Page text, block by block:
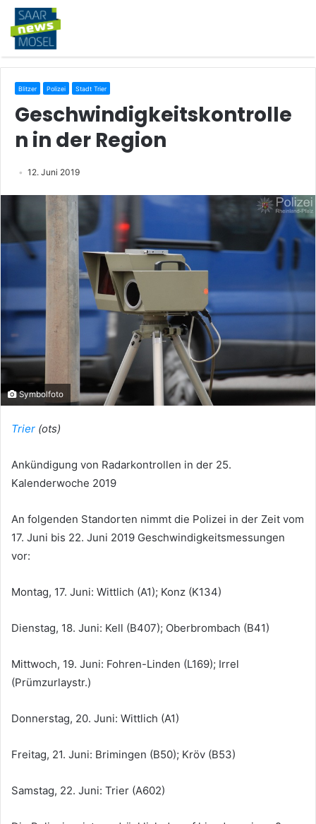
Blitzer Polizei Stadt Trier
Geschwindigkeitskontrolle
n in der Region
12. Juni 2019
Symbolfoto
Trier (ots)
Ankündigung von Radarkontrollen in der 25.
Kalenderwoche 2019
An folgenden Standorten nimmt die Polizei in der Zeit vom
17. Juni bis 22. Juni 2019 Geschwindigkeitsmessungen
vor:
Montag, 17. Juni: Wittlich (A1); Konz (K134)
Dienstag, 18. Juni: Kell (B407); Oberbrombach (B41)
Mittwoch, 19. Juni: Fohren-Linden (L169); Irrel
(Prümzurlaystr.)
Donnerstag, 20. Juni: Wittlich (A1)
Freitag, 21. Juni: Brimingen (B50); Kröv (B53)
Samstag, 22. Juni: Trier (A602)